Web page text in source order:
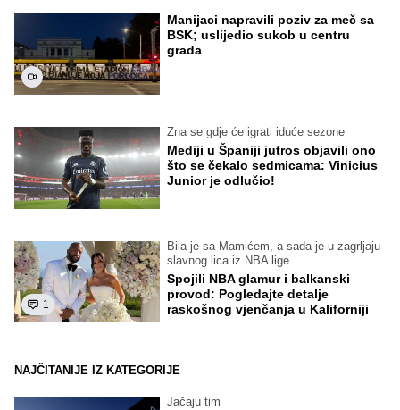
Manijaci napravili poziv za meč sa
BSK; uslijedio sukob u centru
grada
Zna se gdje će igrati iduće sezone
Mediji u Španiji jutros objavili ono
što se čekalo sedmicama: Vinicius
Junior je odlučio!
1
Bila je sa Mamićem, a sada je u zagrljaju
slavnog lica iz NBA lige
Spojili NBA glamur i balkanski
provod: Pogledajte detalje
raskošnog vjenčanja u Kaliforniji
NAJČITANIJE IZ KATEGORIJE
Jačaju tim